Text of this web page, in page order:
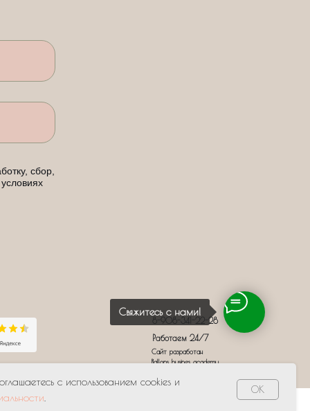
Свяжитесь с нами!
с использованием cookies и
OK
сбор,
8-908-341-22-28
Сайт разработан
Ballons busines academy
Работаем 24/7